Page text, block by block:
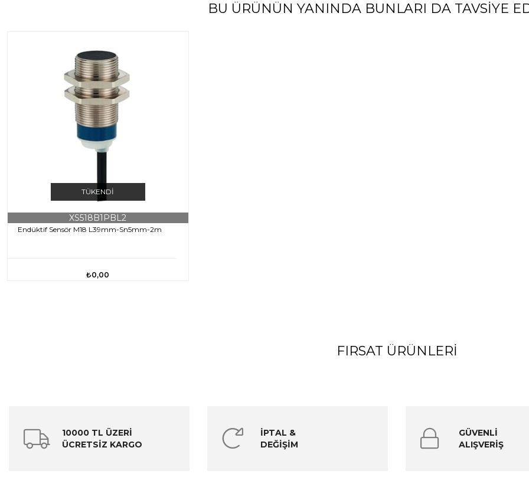
BU ÜRÜNÜN YANINDA BUNLARI DA TAVSIYE
TÜKENDI
Endüktif Sensör M18 L39mm-Sn5mm-2m
XS518B1PBL2
₺0,00
FIRSAT ÜRÜNLERI
10000 TL ÜZERİ
ÜCRETSİZ KARGO
İPTAL &
DEĞİŞİM
GÜVENLİ
ALIŞVERİŞ